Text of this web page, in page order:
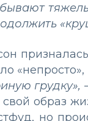
грудку»,
свой образ
но